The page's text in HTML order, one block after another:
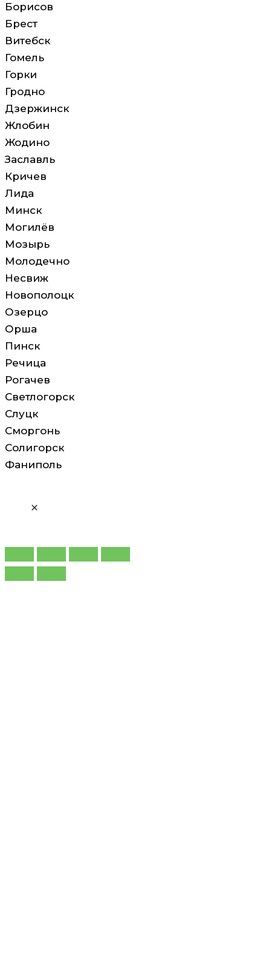
Борисов
Брест
Витебск
Гомель
Горки
Гродно
Дзержинск
Жлобин
Жодино
Заславль
Кричев
Лида
Минск
Могилёв
Мозырь
Молодечно
Несвиж
Новополоцк
Озерцо
Орша
Пинск
Речица
Рогачев
Светлогорск
Слуцк
Сморгонь
Солигорск
Фаниполь